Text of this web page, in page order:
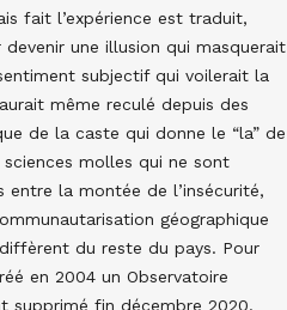
fait l’expérience est traduit,
une illusion qui masquerait
subjectif qui voilerait la
même reculé depuis des
de la caste qui donne le “la” de
molles qui ne sont
entre la montée de l’insécurité,
géographique
du reste du pays. Pour
en 2004 un Observatoire
supprimé fin décembre 2020.